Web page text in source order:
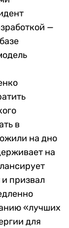
—
в
на дно
на
призвал
«лучших
для